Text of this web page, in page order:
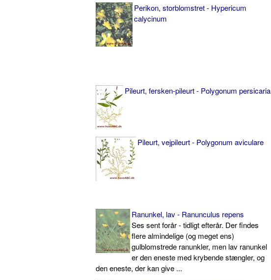
Perikon, storblomstret - Hypericum
calycinum
Pileurt, fersken-pileurt - Polygonum persicaria
Pileurt, vejpileurt - Polygonum aviculare
Ranunkel, lav - Ranunculus repens
Ses sent forår - tidligt efterår. Der findes
flere almindelige (og meget ens)
gulblomstrede ranunkler, men lav ranunkel
er den eneste med krybende stængler, og
den eneste, der kan give ...